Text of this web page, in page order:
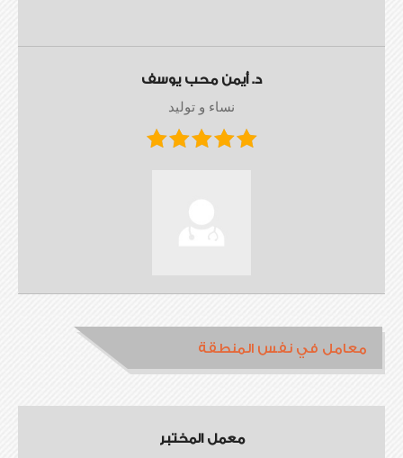
د. أيمن محب يوسف
نساء و توليد
معامل في نفس المنطقة
معمل المختبر